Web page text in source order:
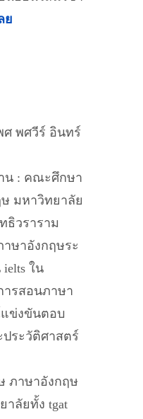
ย
พศวีร์ อินทร์
น : คณะศึกษา
มหาวิทยาลัย
ธิวราราม
ษาอังกฤษระ
ใน
ารสอนภาษา
ข่งขันตอบ
ระวัติศาสตร์
ภาษาอังกฤษ
าลัยทั้ง tgat